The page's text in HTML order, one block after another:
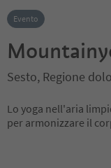
Evento
Sesto, Regione
Lo yoga nell'aria
per armonizzare il